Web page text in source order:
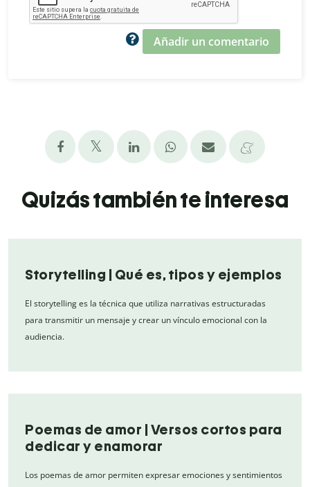
Añadir un comentario
Quizás también te interesa
Storytelling | Qué es, tipos y ejemplos
El storytelling es la técnica que utiliza narrativas estructuradas
para transmitir un mensaje y crear un vínculo emocional con la
audiencia.
Poemas de amor | Versos cortos para
dedicar y enamorar
Los poemas de amor permiten expresar emociones y sentimientos